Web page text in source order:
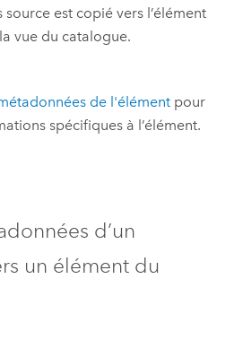
est copié vers l’élément
vue du catalogue.
de l'élémentpour
spécifiques à l’élément.
d’un
un élément du